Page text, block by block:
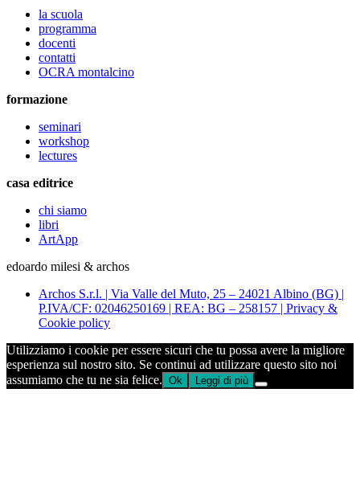
la scuola
programma
docenti
contatti
OCRA montalcino
formazione
seminari
workshop
lectures
casa editrice
chi siamo
libri
ArtApp
edoardo milesi & archos
Archos S.r.l. | Via Valle del Muto, 25 – 24021 Albino (BG) |
P.IVA/CF: 02046250169 | REA: BG – 258157 | Privacy &
Cookie policy
Utilizziamo i cookie per essere sicuri che tu possa avere la migliore
esperienza sul nostro sito. Se continui ad utilizzare questo sito noi
assumiamo che tu ne sia felice. Ok Leggi di più